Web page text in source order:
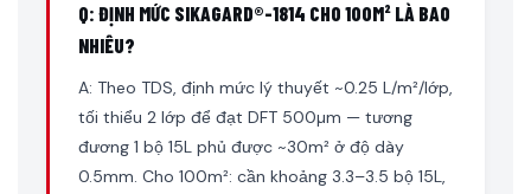
Q: ĐỊNH MỨC SIKAGARD®-1814 CHO 100M² LÀ BAO
NHIÊU?
A: Theo TDS, định mức lý thuyết ~0.25 L/m²/lớp,
tối thiểu 2 lớp để đạt DFT 500µm — tương
đương 1 bộ 15L phủ được ~30m² ở độ dày
0.5mm. Cho 100m²: cần khoảng 3.3–3.5 bộ 15L,